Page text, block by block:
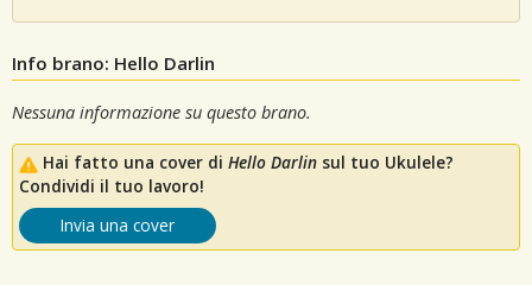
Info brano: Hello Darlin
Nessuna informazione su questo brano.
Hai fatto una cover di Hello Darlin sul tuo Ukulele?
Condividi il tuo lavoro!
Invia una cover